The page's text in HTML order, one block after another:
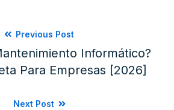
Previous Post
Informático?
Para Empresas [2026]
Next Post